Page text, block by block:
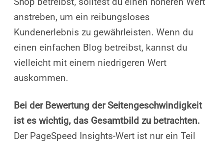
anstreben, um ein reibungsloses
Kundenerlebnis zu gewährleisten. Wenn du
einen einfachen Blog betreibst, kannst du
vielleicht mit einem niedrigeren Wert
auskommen.
Bei der Bewertung der Seitengeschwindigkeit
ist es wichtig, das Gesamtbild zu betrachten.
Der PageSpeed Insights-Wert ist nur ein Teil